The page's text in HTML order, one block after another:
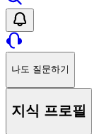
나도 질문하기
지식 프로필